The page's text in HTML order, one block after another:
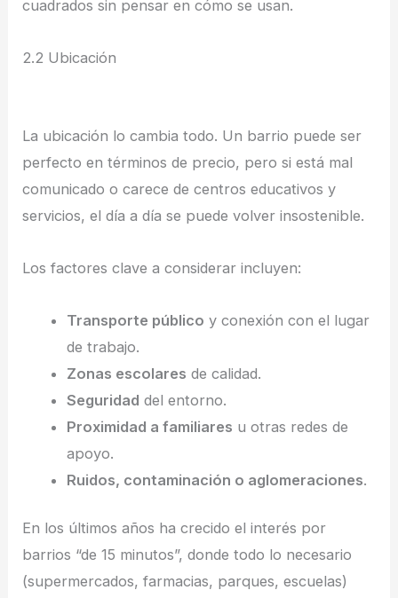
cuadrados sin pensar en cómo se usan.
2.2 Ubicación
La ubicación lo cambia todo. Un barrio puede ser
perfecto en términos de precio, pero si está mal
comunicado o carece de centros educativos y
servicios, el día a día se puede volver insostenible.
Los factores clave a considerar incluyen:
Transporte público y conexión con el lugar
de trabajo.
Zonas escolares de calidad.
Seguridad del entorno.
Proximidad a familiares u otras redes de
apoyo.
Ruidos, contaminación o aglomeraciones.
En los últimos años ha crecido el interés por
barrios “de 15 minutos”, donde todo lo necesario
(supermercados, farmacias, parques, escuelas)